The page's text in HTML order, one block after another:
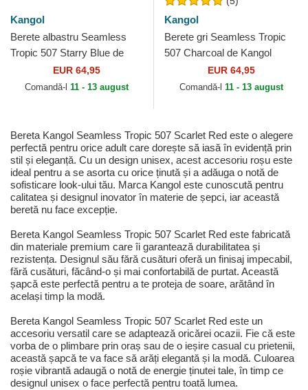
Kangol
Berete albastru Seamless
Tropic 507 Starry Blue de
EUR 64,95
Comandă-l 11 - 13 august
Kangol
Berete gri Seamless Tropic
507 Charcoal de Kangol
EUR 64,95
Comandă-l 11 - 13 august
Bereta Kangol Seamless Tropic 507 Scarlet Red este o alegere
perfectă pentru orice adult care dorește să iasă în evidență prin
stil și eleganță. Cu un design unisex, acest accesoriu roșu este
ideal pentru a se asorta cu orice ținută și a adăuga o notă de
sofisticare look-ului tău. Marca Kangol este cunoscută pentru
calitatea și designul inovator în materie de șepci, iar această
beretă nu face excepție.
Bereta Kangol Seamless Tropic 507 Scarlet Red este fabricată
din materiale premium care îi garantează durabilitatea și
rezistența. Designul său fără cusături oferă un finisaj impecabil,
fără cusături, făcând-o și mai confortabilă de purtat. Această
șapcă este perfectă pentru a te proteja de soare, arătând în
același timp la modă.
Bereta Kangol Seamless Tropic 507 Scarlet Red este un
accesoriu versatil care se adaptează oricărei ocazii. Fie că este
vorba de o plimbare prin oraș sau de o ieșire casual cu prietenii,
această șapcă te va face să arăți elegantă și la modă. Culoarea
roșie vibrantă adaugă o notă de energie ținutei tale, în timp ce
designul unisex o face perfectă pentru toată lumea.